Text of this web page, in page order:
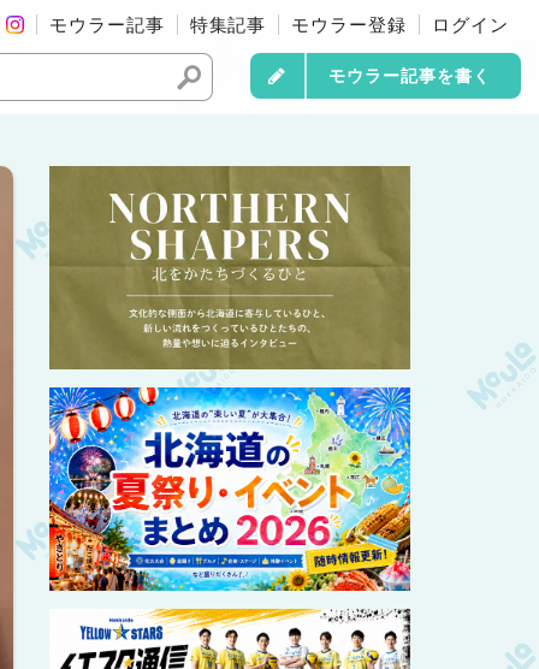
モウラー記事 特集記事 モウラー登録 ログイン
モウラー記事を書く